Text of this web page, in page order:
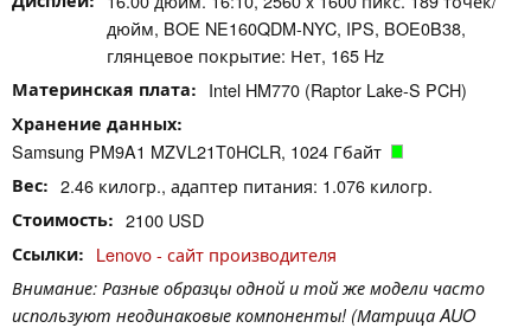
дюйм, BOE NE160QDM-NYC, IPS, BOE0B38,
глянцевое покрытие: Нет, 165 Hz
Материнская плата Intel HM770 (Raptor Lake-S PCH)
Хранение данных
Samsung PM9A1 MZVL21T0HCLR, 1024 Гбайт
Вес 2.46 килогр., адаптер питания: 1.076 килогр.
Стоимость 2100 USD
Ссылки Lenovo - сайт производителя
Внимание: Разные образцы одной и той же модели часто
используют неодинаковые компоненты! (Матрица AUO